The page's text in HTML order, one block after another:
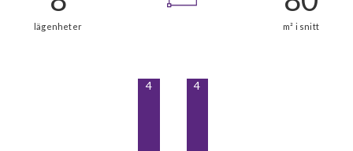
4 4